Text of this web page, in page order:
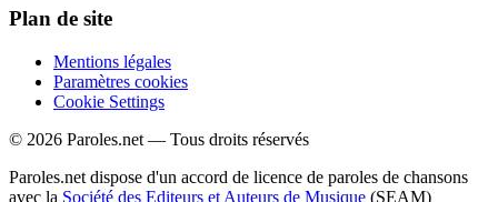
Plan de site
Mentions légales
Paramètres cookies
Cookie Settings
© 2026 Paroles.net — Tous droits réservés
Paroles.net dispose d'un accord de licence de paroles de chansons
avec la Société des Editeurs et Auteurs de Musique (SEAM)